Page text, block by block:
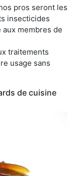
pros seront les
insecticides
membres de
traitements
usage sans
de cuisine